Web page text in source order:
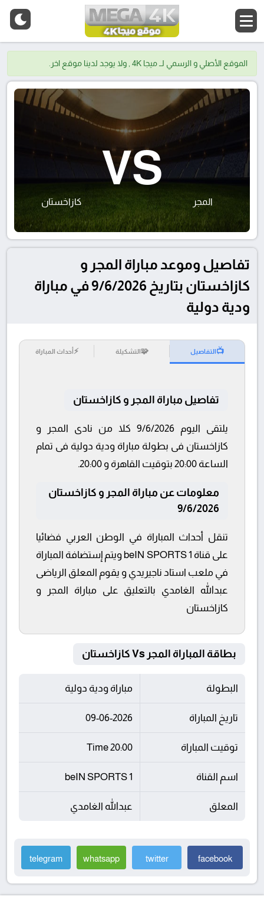
الموقع الأصلي و الرسمي لــ ميجا 4K , ولا يوجد لدينا موقع اخر.
المجر
VS
كازاخستان
تفاصيل وموعد مباراة المجر و
كازاخستان بتاريخ 9/6/2026 في مباراة
ودية دولية
📺التفاصيل 🧩التشكيلة ⚡أحداث المباراة
تفاصيل مباراة المجر و كازاخستان
يلتقى اليوم 9/6/2026 كلا من نادى المجر و
كازاخستان فى بطولة مباراة ودية دولية فى تمام
الساعة 20:00 بتوقيت القاهرة و 20:00.
معلومات عن مباراة المجر و كازاخستان
9/6/2026
تنقل أحداث المباراة في الوطن العربي فضائيا
على قناة beIN SPORTS 1 ويتم إستضافة المباراة
في ملعب استاد ناجيريدي و يقوم المعلق الرياضى
عبدالله الغامدي بالتعليق على مباراة المجر و
كازاخستان
بطاقة المباراة المجر Vs كازاخستان
البطولة مباراة ودية دولية
تاريخ المباراة 09-06-2026
توقيت المباراة 20:00 Time
اسم القناة beIN SPORTS 1
المعلق عبدالله الغامدي
facebook
twitter
whatsapp
telegram